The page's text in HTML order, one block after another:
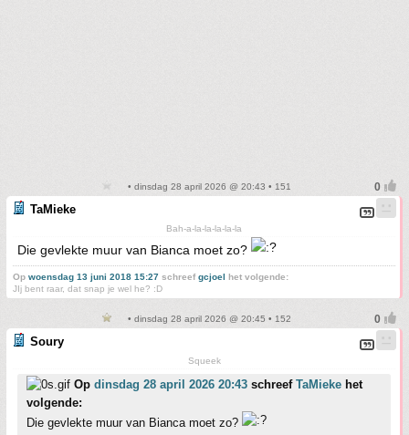
• dinsdag 28 april 2026 @ 20:43 • 151
TaMieke
Bah-a-la-la-la-la-la
Die gevlekte muur van Bianca moet zo?
Op woensdag 13 juni 2018 15:27 schreefgcjoel het volgende:
JIj bent raar, dat snap je wel he? :D
• dinsdag 28 april 2026 @ 20:45 • 152
Soury
Squeek
Op dinsdag 28 april 2026 20:43 schreef TaMieke het
volgende:
Die gevlekte muur van Bianca moet zo?